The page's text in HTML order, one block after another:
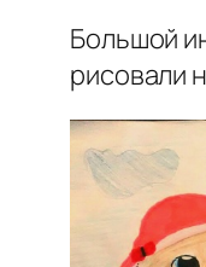
Большой
рисовали